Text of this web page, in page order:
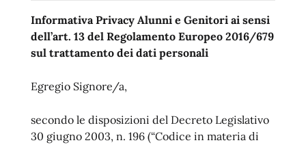
Informativa Privacy Alunni e Genitori ai sensi
dell’art. 13 del Regolamento Europeo 2016/679
sul trattamento dei dati personali
Egregio Signore/a,
secondo le disposizioni del Decreto Legislativo
30 giugno 2003, n. 196 (“Codice in materia di